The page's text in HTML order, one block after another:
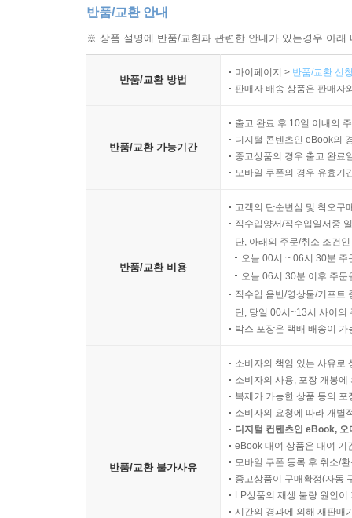
반품/교환 안내
※ 상품 설명에 반품/교환과 관련한 안내가 있는경우 아
반품/교환 방법
마이페이지 > 반품/교환 신
판매자 배송 상품은 판매자
반품/교환 가능기간
출고 완료 후 10일 이내의
디지털 콘텐츠인 eBook의
중고상품의 경우 출고 완료
모바일 쿠폰의 경우 유효기
반품/교환 비용
고객의 단순변심 및 착오구
직수입양서/직수입일서중
단, 아래의 주문/취소 조건
오늘 00시 ~ 06시 30분
오늘 06시 30분 이후 주
직수입 음반/영상물/기프트
단, 당일 00시~13시 사이의
박스 포장은 택배 배송이
반품/교환 불가사유
소비자의 책임 있는 사유로
소비자의 사용, 포장 개봉
복제가 가능한 상품 등의
소비자의 요청에 따라 개별
디지털 컨텐츠인 eBook,
eBook 대여 상품은 대여 기
모바일 쿠폰 등록 후 취소/
중고상품이 구매확정(자동
LP상품의 재생 불량 원인
시간의 경과에 의해 재판매